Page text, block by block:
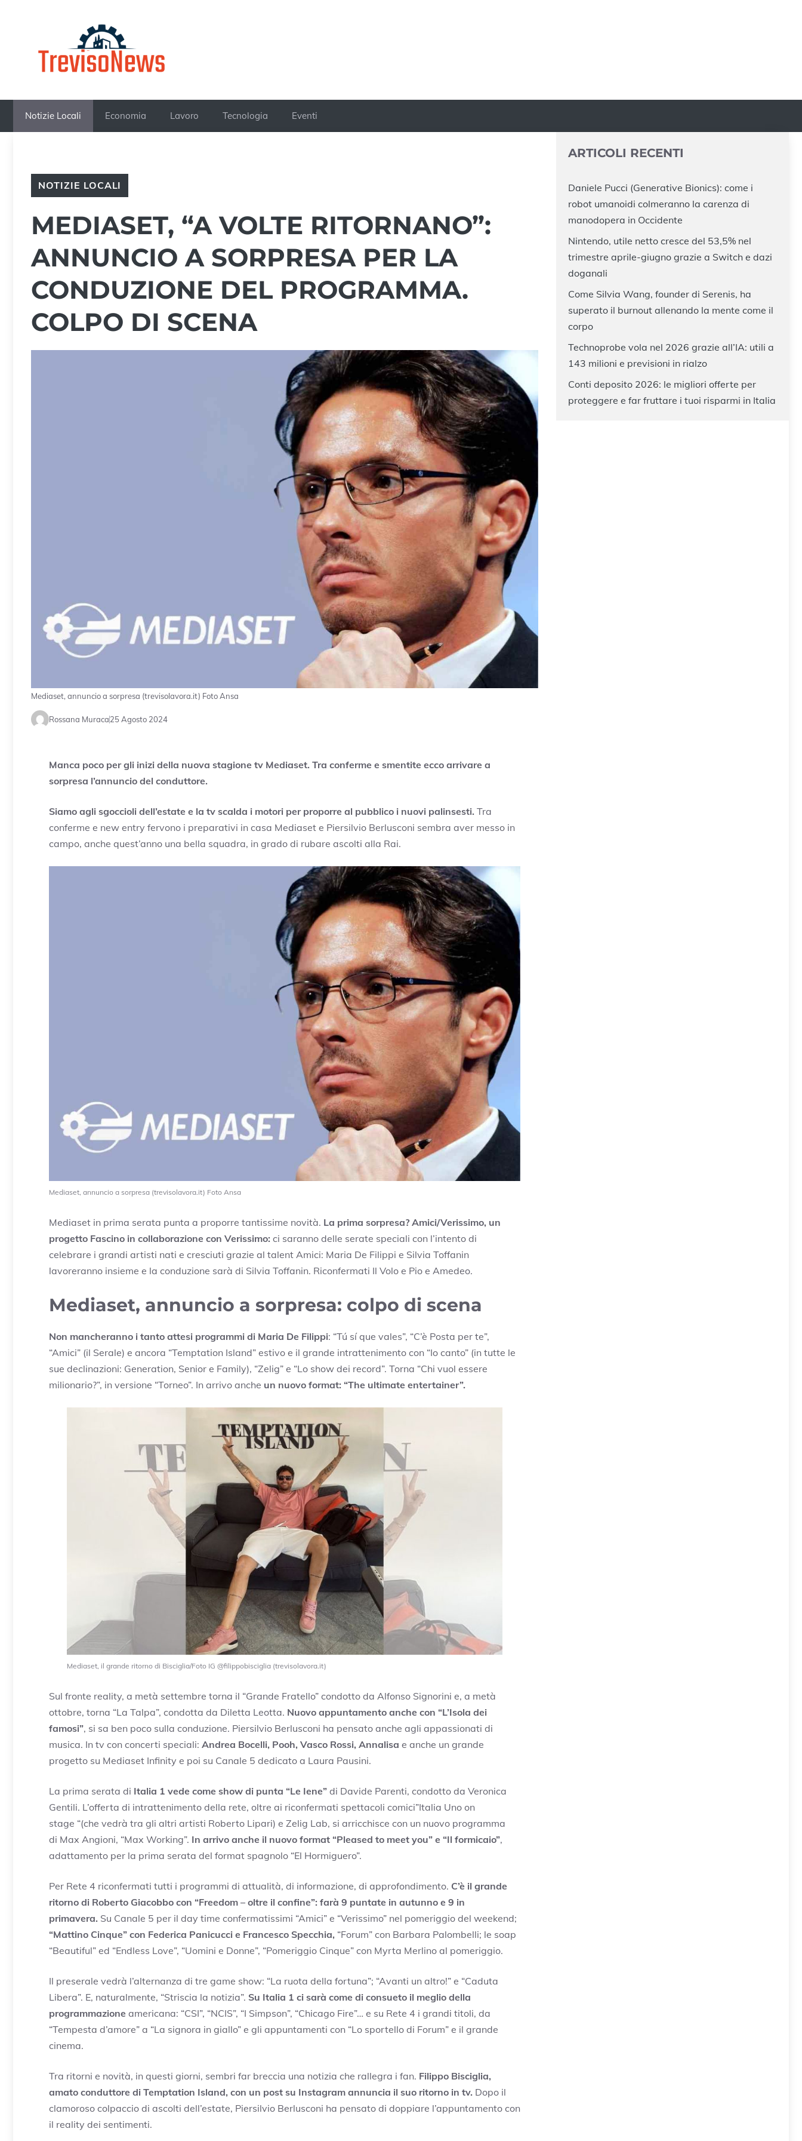
Notizie Locali Economia Lavoro Tecnologia Eventi
NOTIZIE LOCALI
MEDIASET, “A VOLTE RITORNANO”:
ANNUNCIO A SORPRESA PER LA
CONDUZIONE DEL PROGRAMMA.
COLPO DI SCENA
Mediaset, annuncio a sorpresa (trevisolavora.it) Foto Ansa
Rossana Muraca25 Agosto 2024
Manca poco per gli inizi della nuova stagione tv Mediaset. Tra conferme e smentite ecco arrivare a
sorpresa l’annuncio del conduttore.
Siamo agli sgoccioli dell’estate e la tv scalda i motori per proporre al pubblico i nuovi palinsesti. Tra
conferme e new entry fervono i preparativi in casa Mediaset e Piersilvio Berlusconi sembra aver messo in
campo, anche quest’anno una bella squadra, in grado di rubare ascolti alla Rai.
Mediaset, annuncio a sorpresa (trevisolavora.it) Foto Ansa
Mediaset in prima serata punta a proporre tantissime novità. La prima sorpresa? Amici/Verissimo, un
progetto Fascino in collaborazione con Verissimo: ci saranno delle serate speciali con l’intento di
celebrare i grandi artisti nati e cresciuti grazie al talent Amici: Maria De Filippi e Silvia Toffanin
lavoreranno insieme e la conduzione sarà di Silvia Toffanin. Riconfermati Il Volo e Pio e Amedeo.
Mediaset, annuncio a sorpresa: colpo di scena
Non mancheranno i tanto attesi programmi di Maria De Filippi: “Tú sí que vales”, “C’è Posta per te”,
“Amici” (il Serale) e ancora “Temptation Island” estivo e il grande intrattenimento con “Io canto” (in tutte le
sue declinazioni: Generation, Senior e Family), “Zelig” e “Lo show dei record”. Torna “Chi vuol essere
milionario?”, in versione “Torneo”. In arrivo anche un nuovo format: “The ultimate entertainer”.
Mediaset, il grande ritorno di Bisciglia/Foto IG @filippobisciglia (trevisolavora.it)
Sul fronte reality, a metà settembre torna il “Grande Fratello” condotto da Alfonso Signorini e, a metà
ottobre, torna “La Talpa”, condotta da Diletta Leotta. Nuovo appuntamento anche con “L’Isola dei
famosi”, si sa ben poco sulla conduzione. Piersilvio Berlusconi ha pensato anche agli appassionati di
musica. In tv con concerti speciali: Andrea Bocelli, Pooh, Vasco Rossi, Annalisa e anche un grande
progetto su Mediaset Infinity e poi su Canale 5 dedicato a Laura Pausini.
La prima serata di Italia 1 vede come show di punta “Le Iene” di Davide Parenti, condotto da Veronica
Gentili. L’offerta di intrattenimento della rete, oltre ai riconfermati spettacoli comici”Italia Uno on
stage “(che vedrà tra gli altri artisti Roberto Lipari) e Zelig Lab, si arricchisce con un nuovo programma
di Max Angioni, “Max Working”. In arrivo anche il nuovo format “Pleased to meet you” e “Il formicaio”,
adattamento per la prima serata del format spagnolo “El Hormiguero”.
Per Rete 4 riconfermati tutti i programmi di attualità, di informazione, di approfondimento. C’è il grande
ritorno di Roberto Giacobbo con “Freedom – oltre il confine”: farà 9 puntate in autunno e 9 in
primavera. Su Canale 5 per il day time confermatissimi “Amici” e “Verissimo” nel pomeriggio del weekend;
“Mattino Cinque” con Federica Panicucci e Francesco Specchia, “Forum” con Barbara Palombelli; le soap
“Beautiful” ed “Endless Love”, “Uomini e Donne”, “Pomeriggio Cinque” con Myrta Merlino al pomeriggio.
Il preserale vedrà l’alternanza di tre game show: “La ruota della fortuna”; “Avanti un altro!” e “Caduta
Libera”. E, naturalmente, “Striscia la notizia”. Su Italia 1 ci sarà come di consueto il meglio della
programmazione americana: “CSI”, “NCIS”, “I Simpson”, “Chicago Fire”… e su Rete 4 i grandi titoli, da
“Tempesta d’amore” a “La signora in giallo” e gli appuntamenti con “Lo sportello di Forum” e il grande
cinema.
Tra ritorni e novità, in questi giorni, sembri far breccia una notizia che rallegra i fan. Filippo Bisciglia,
amato conduttore di Temptation Island, con un post su Instagram annuncia il suo ritorno in tv. Dopo il
clamoroso colpaccio di ascolti dell’estate, Piersilvio Berlusconi ha pensato di doppiare l’appuntamento con
il reality dei sentimenti.
ARTICOLI RECENTI
Daniele Pucci (Generative Bionics): come i
robot umanoidi colmeranno la carenza di
manodopera in Occidente
Nintendo, utile netto cresce del 53,5% nel
trimestre aprile-giugno grazie a Switch e dazi
doganali
Come Silvia Wang, founder di Serenis, ha
superato il burnout allenando la mente come il
corpo
Technoprobe vola nel 2026 grazie all’IA: utili a
143 milioni e previsioni in rialzo
Conti deposito 2026: le migliori offerte per
proteggere e far fruttare i tuoi risparmi in Italia